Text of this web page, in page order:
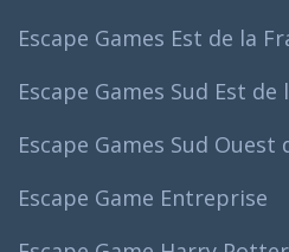
Escape Games Est de la
Escape Games Sud Est de
Escape Games Sud Ouest
Escape Game Entreprise